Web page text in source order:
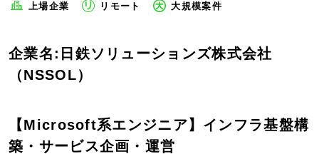
上場企業 リモート 大規模案件
企業名:日鉄ソリューションズ株式会社
（NSSOL）
【Microsoft系エンジニア】インフラ基盤構
築・サービス企画・運営